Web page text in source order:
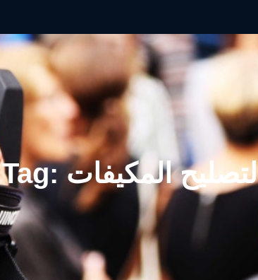
Tag:لتصليح المكيفات